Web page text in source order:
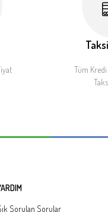
Tüm
Sorulan Sorular